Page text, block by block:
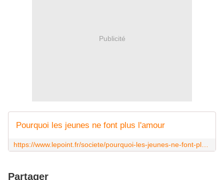
Publicité
Pourquoi les jeunes ne font plus l'amour
Partager